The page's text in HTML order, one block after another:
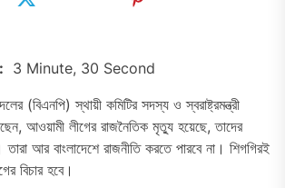
3 Minute, 30 Second
(বিএনপি) স্থায়ী কমিটির সদস্য ও স্বরাষ্ট্রমন্ত্রী
আওয়ামী লীগের রাজনৈতিক মৃত্যু হয়েছে, তাদের
আর বাংলাদেশে রাজনীতি করতে পারবে না। শিগগিরই
বিচার হবে।